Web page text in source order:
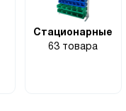
Стационарные
63 товара